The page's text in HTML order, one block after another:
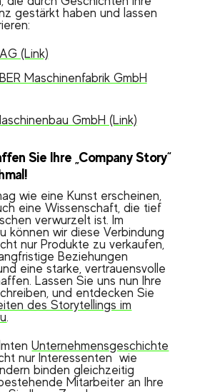
gestärkt haben und lassen
(Link)
Maschinenfabrik GmbH
GmbH (Link)
Sie Ihre „Company Story“
wie eine Kunst erscheinen,
eine Wissenschaft, die tief
verwurzelt ist. Im
können wir diese Verbindung
nur Produkte zu verkaufen,
Beziehungen
eine starke, vertrauensvolle
Lassen Sie uns nun Ihre
und entdecken Sie
des Storytellings im
.
Unternehmensgeschichte
nur Interessenten wie
binden gleichzeitig
Mitarbeiter an Ihre